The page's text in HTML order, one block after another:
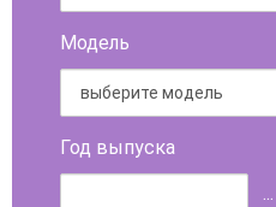
Модель
Год выпуска
...